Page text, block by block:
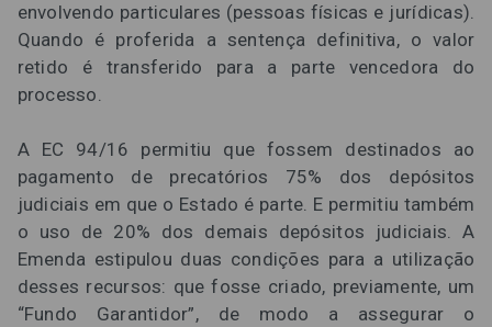
envolvendo particulares (pessoas físicas e jurídicas).
Quando é proferida a sentença definitiva, o valor
retido é transferido para a parte vencedora do
processo.
A EC 94/16 permitiu que fossem destinados ao
pagamento de precatórios 75% dos depósitos
judiciais em que o Estado é parte. E permitiu também
o uso de 20% dos demais depósitos judiciais. A
Emenda estipulou duas condições para a utilização
desses recursos: que fosse criado, previamente, um
“Fundo Garantidor”, de modo a assegurar o